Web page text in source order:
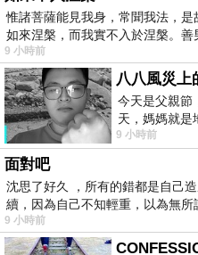
惟諸菩薩能見我身，常聞我法，
如來涅槃，而我實不入於涅槃。
9 小時前
今天是父親節
天，媽媽就是
理家務，職業
9 小時前
面對吧
沈思了好久 ，所有的錯都是自己
續，因為自己不知輕重，以為無
不
9 小時前